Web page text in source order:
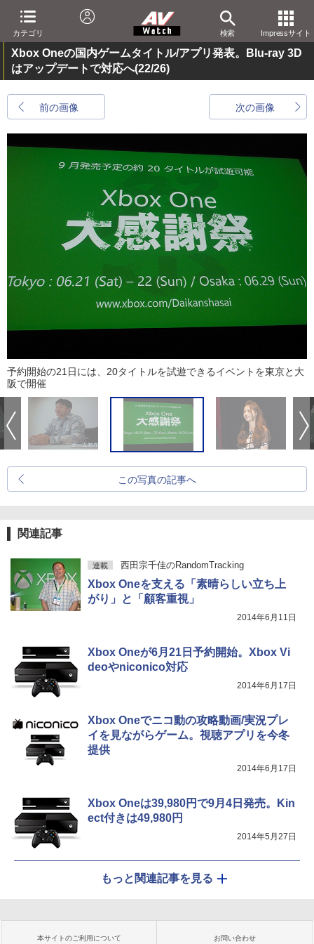
カテゴリ 検索 Impressサイト
Xbox Oneの国内ゲームタイトル/アプリ発表。Blu-ray 3D
はアップデートで対応へ(22/26)
前の画像 次の画像
予約開始の21日には、20タイトルを試遊できるイベントを東京と大
阪で開催
この写真の記事へ
関連記事
連載 西田宗千佳のRandomTracking
Xbox Oneを支える「素晴らしい立ち上
がり」と「顧客重視」
2014年6月11日
Xbox Oneが6月21日予約開始。Xbox Vi
deoやniconico対応
2014年6月17日
Xbox Oneでニコ動の攻略動画/実況プレ
イを見ながらゲーム。視聴アプリを今冬
提供
2014年6月17日
Xbox Oneは39,980円で9月4日発売。Kin
ect付きは49,980円
2014年5月27日
もっと関連記事を見る
本サイトのご利用について お問い合わせ